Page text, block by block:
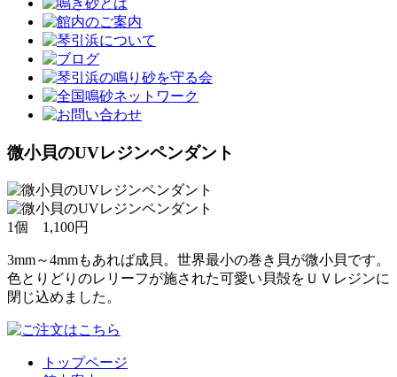
微小貝のUVレジンペンダント
1個 1,100円
3mm～4mmもあれば成貝。世界最小の巻き貝が微小貝です。
色とりどりのレリーフが施された可愛い貝殻をＵＶレジンに
閉じ込めました。
トップページ